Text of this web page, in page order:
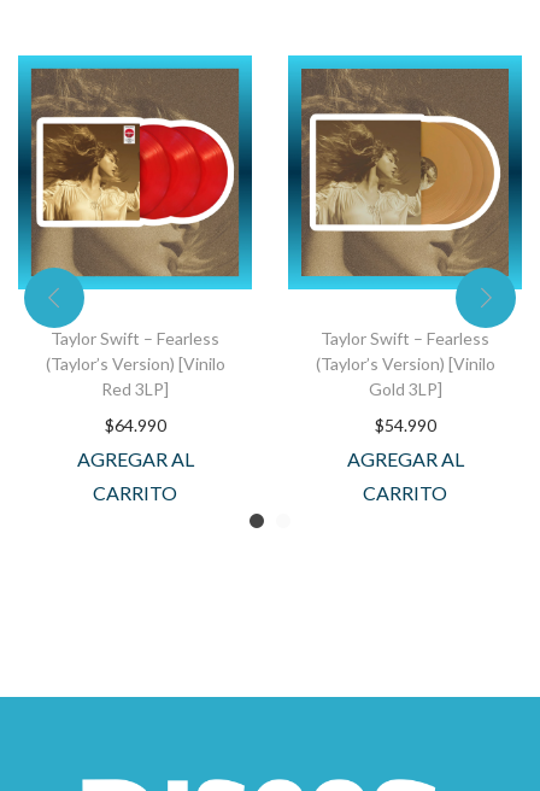
Taylor Swift – Fearless
(Taylor’s Version) [Vinilo
Red 3LP]
$64.990
AGREGAR AL
CARRITO
Taylor Swift – Fearless
(Taylor’s Version) [Vinilo
Gold 3LP]
$54.990
AGREGAR AL
CARRITO